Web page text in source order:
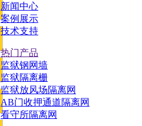
新闻中心
案例展示
技术支持
热门产品
监狱钢网墙
监狱隔离栅
监狱放风场隔离网
AB门收押通道隔离网
看守所隔离网